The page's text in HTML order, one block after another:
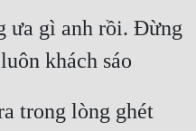
ưa gì anh rồi. Đừng
khách sáo
trong lòng ghét